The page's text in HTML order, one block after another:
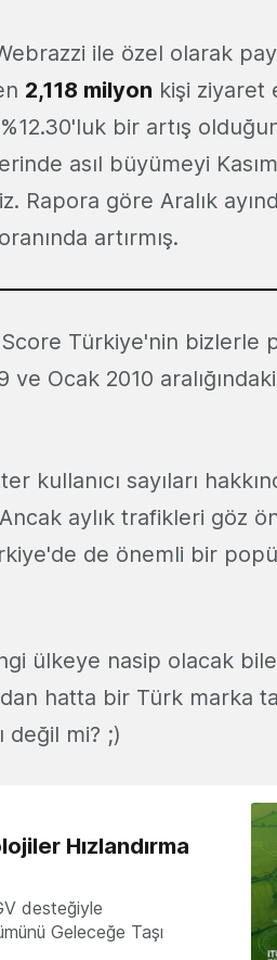
ile özel olarak
2,118 milyon kişi ziyaret
%12.30'luk bir artış
asıl büyümeyi
Rapora göre Aralık
artırmış.
Türkiye'nin bizlerle
Ocak 2010
kullanıcı sayıları
aylık trafikleri göz
de önemli bir
ülkeye nasip olacak
hatta bir Türk marka
değil mi? ;)
Hızlandırma
desteğiyle
Geleceğe Taşı